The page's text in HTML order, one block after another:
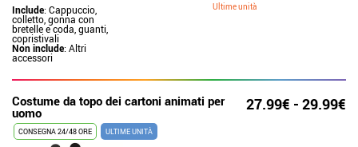
Include: Cappuccio,
colletto, gonna con
bretelle e coda, guanti,
copristivali
Non include: Altri
accessori
Ultime unità
Costume da topo dei cartoni animati per
uomo 27.99€ - 29.99€
CONSEGNA 24/48 ORE ULTIME UNITÀ